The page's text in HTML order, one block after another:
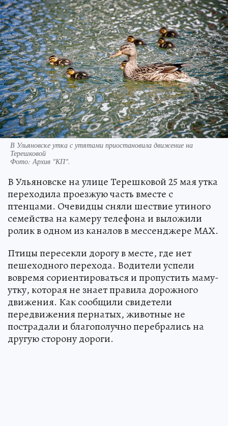
В Ульяновске утка с утятами приостановила движение на
Терешковой
Фото: Архив "КП".
В Ульяновске на улице Терешковой 25 мая утка
переходила проезжую часть вместе с
птенцами. Очевидцы сняли шествие утиного
семейства на камеру телефона и выложили
ролик в одном из каналов в мессенджере МАХ.
Птицы пересекли дорогу в месте, где нет
пешеходного перехода. Водители успели
вовремя сориентироваться и пропустить маму-
утку, которая не знает правила дорожного
движения. Как сообщили свидетели
передвижения пернатых, животные не
пострадали и благополучно перебрались на
другую сторону дороги.